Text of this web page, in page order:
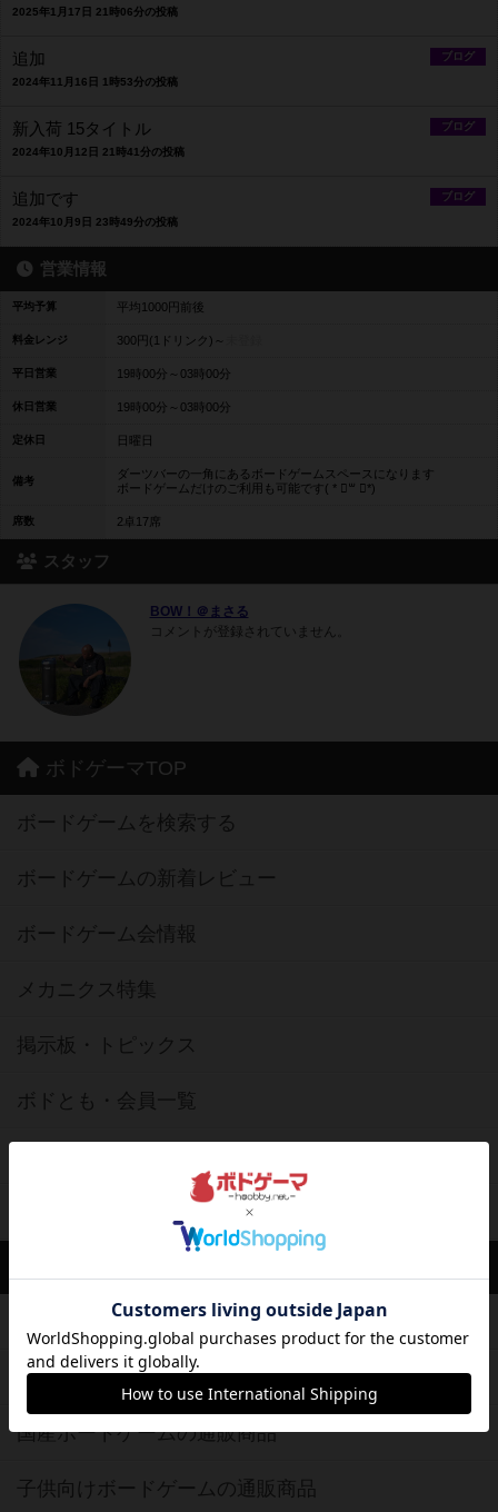
2025年1月17日 21時06分の投稿
ブログ
追加
2024年11月16日 1時53分の投稿
ブログ
新入荷 15タイトル
2024年10月12日 21時41分の投稿
ブログ
追加です
2024年10月9日 23時49分の投稿
営業情報
平均予算 平均1000円前後
料金レンジ 300円(1ドリンク)～
平日営業 19時00分～03時00分
休日営業 19時00分～03時00分
定休日 日曜日
備考
ダーツバーの一角にあるボードゲームスペースになります
ボードゲームだけのご利用も可能です( * ॑꒳ ॑*)
席数 2卓17席
スタッフ
BOW！＠まさる
コメントが登録されていません。
ボドゲーマTOP
ボードゲームを検索する
ボードゲームの新着レビュー
ボードゲーム会情報
メカニクス特集
掲示板・トピックス
ボドとも・会員一覧
新作・再入荷情報
定番ボードゲームの通販商品
国産ボードゲームの通販商品
子供向けボードゲームの通販商品